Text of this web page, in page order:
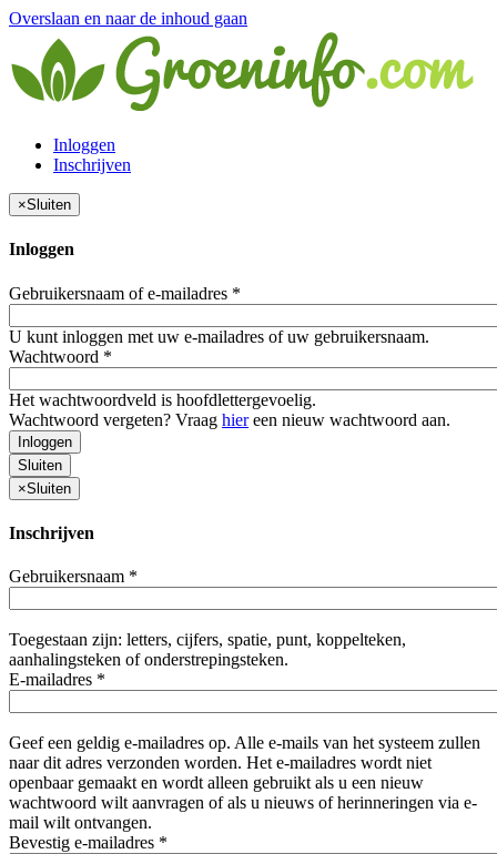
Overslaan en naar de inhoud gaan
Inloggen
Inschrijven
×Sluiten
Inloggen
Gebruikersnaam of e-mailadres *
U kunt inloggen met uw e-mailadres of uw gebruikersnaam.
Wachtwoord *
Het wachtwoordveld is hoofdlettergevoelig.
Wachtwoord vergeten? Vraag hiereen nieuw wachtwoord aan.
Inloggen
Sluiten
×Sluiten
Inschrijven
Gebruikersnaam *
Toegestaan zijn: letters, cijfers, spatie, punt, koppelteken,
aanhalingsteken of onderstrepingsteken.
E-mailadres *
Geef een geldig e-mailadres op. Alle e-mails van het systeem zullen
naar dit adres verzonden worden. Het e-mailadres wordt niet
openbaar gemaakt en wordt alleen gebruikt als u een nieuw
wachtwoord wilt aanvragen of als u nieuws of herinneringen via e-
mail wilt ontvangen.
Bevestig e-mailadres *